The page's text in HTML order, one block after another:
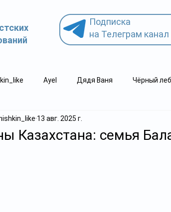
Подписка
на Телеграм канал
Ayel Дядя Ваня Чёрный
Свидетель.kz
Казахстана: семья
13 авг. 2025 г.